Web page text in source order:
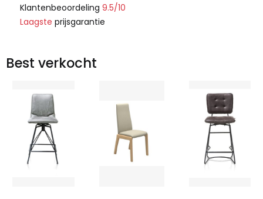
Klantenbeoordeling 9.5/10
Laagste prijsgarantie
Best verkocht